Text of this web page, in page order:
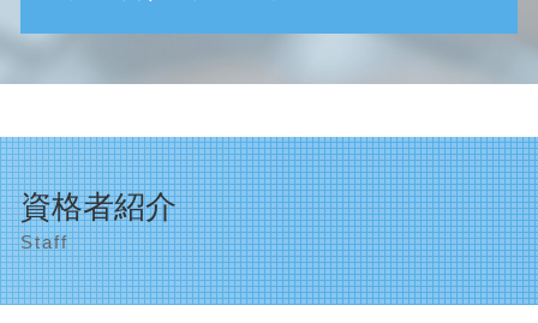
相続 受け取り方
相続 お金
相続 土地
相続 申告
相続 家 売却
相続税 払えない
相続放棄 基礎控除
会社の種類 株式会社
創業支援 個人事業主
会社の種類 合同会社
資金繰り 計画
会社の種類 設立
創業支援 給付金
顧問税理士 必要性
渋谷区 資金繰り対策
相続対策 世田谷区
世田谷区 決算申告
渋谷区 決算申告
創業支援 目黒区
法人の設立 品川区
資格者紹介
Staff